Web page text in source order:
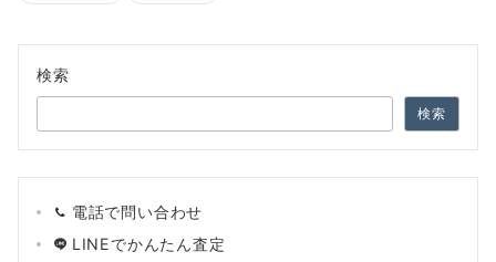
検索
検索
電話で問い合わせ
LINEでかんたん査定